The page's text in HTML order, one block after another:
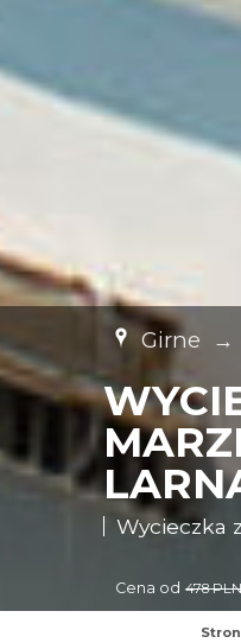
Girne →
Wycieczka
Cena od 478